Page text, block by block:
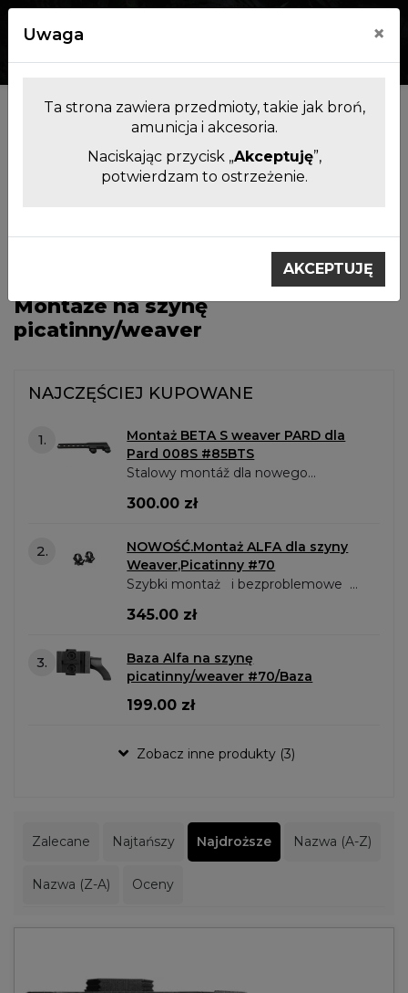
Filtrowanie produktów
Montaże do
Montaże na szynę
Montaże na szynę
picatinny/weaver
NAJCZĘŚCIEJ KUPOWANE
1.
Montaż BETA S weaver PARD dla
Pard 008S #85BTS
Stalowy montáž dla nowego
modelu celownika Pard 008S.
pasujący na szynę picatinny /
weaver..
300.00 zł
2.
NOWOŚĆ.Montaż ALFA dla szyny
Weaver,Picatinny #70
Szybki montaż i bezproblemowe
345.00 zł
3.
Baza Alfa na szynę
picatinny/weaver #70/Baza
199.00 zł
Zobacz inne produkty (3)
Zalecane Najtańszy Najdroższe Nazwa (A-Z)
Nazwa (Z-A) Oceny
Uwaga ×
Ta strona zawiera przedmioty, takie jak broń,
amunicja i akcesoria.
Naciskając przycisk „Akceptuję”,
potwierdzam to ostrzeżenie.
AKCEPTUJĘ